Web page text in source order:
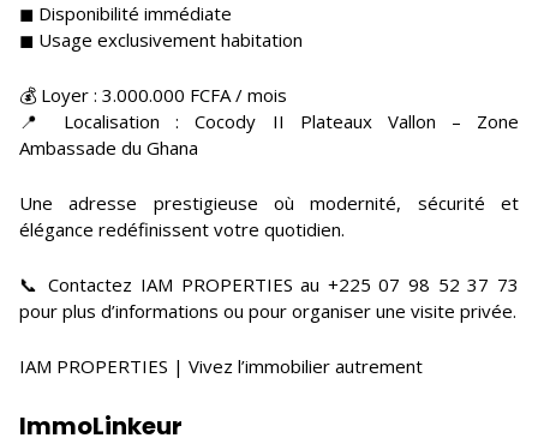
◼ Disponibilité immédiate
◼ Usage exclusivement habitation
💰 Loyer : 3.000.000 FCFA / mois
📍 Localisation : Cocody II Plateaux Vallon – Zone
Ambassade du Ghana
Une adresse prestigieuse où modernité, sécurité et
élégance redéfinissent votre quotidien.
📞 Contactez IAM PROPERTIES au +225 07 98 52 37 73
pour plus d’informations ou pour organiser une visite privée.
IAM PROPERTIES | Vivez l’immobilier autrement
ImmoLinkeur